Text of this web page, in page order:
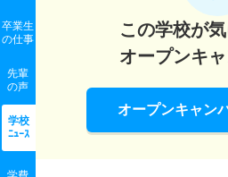
卒業生
の仕事
先輩
の声
学校
ﾆｭｰｽ
この学校が
オープンキャ
オープンキャン